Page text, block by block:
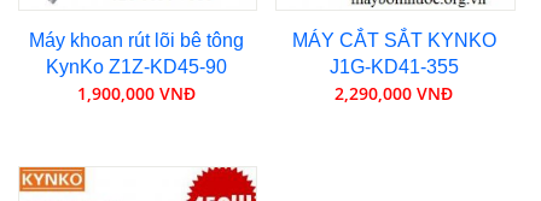
Máy khoan rút lõi bê tông
KynKo Z1Z-KD45-90
1,900,000 VNĐ
MÁY CẮT SẮT KYNKO
J1G-KD41-355
2,290,000 VNĐ